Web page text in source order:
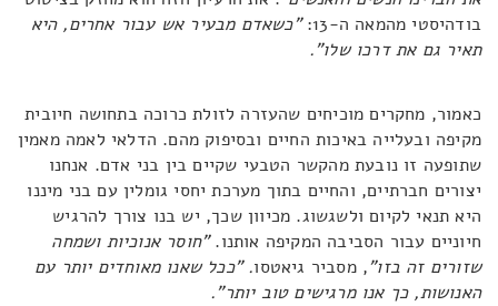
בודהיסטי מהמאה ה-13:
"כשאדם מבעיר אש עבור אחרים, היא
תאיר גם את דרכו שלו".
כאמור, מחקרים מוכיחים שהעזרה לזולת כרוכה בתחושה חיובית
מקיפה ובעלייה באיכות החיים ובסיפוק מהם. הדלאי לאמה מאמין
שתופעה זו נובעת מהקשר הטבעי שקיים בין בני אדם. אנחנו
יצורים חברתיים, והחיים בתוך מערכת יחסי גומלין עם בני מיננו
היא תנאי לקיום ולשגשוג. מכיוון שכך, יש בנו צורך להרגיש
חיוניים עבור הסביבה המקיפה אותנו."חוסר אנוכיות ושמחה
שזורים זה בזו", מסביר גיאטסו. "ככל שאנו מאוחדים יותר עם
האנושות, כך אנו מרגישים טוב יותר".